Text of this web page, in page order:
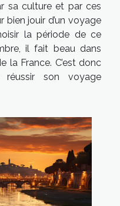
sa culture et par ces
bien jouir d’un voyage
la période de ce
il fait beau dans
la France. C’est donc
son voyage